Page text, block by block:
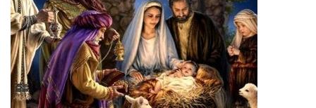
achiziții
Rapoarte
Plan